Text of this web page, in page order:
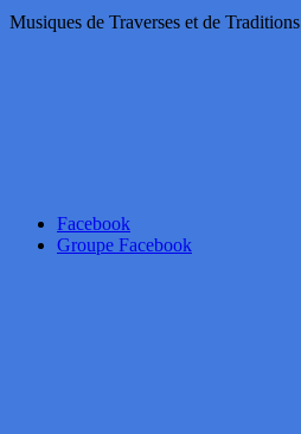
Musiques de Traverses et de Traditions
Facebook
Groupe Facebook